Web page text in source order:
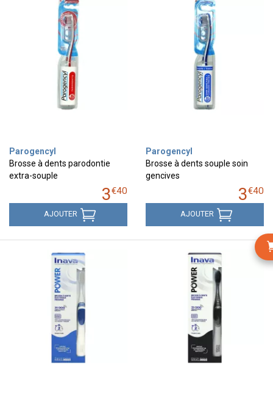
Parogencyl
Brosse à dents parodontie
extra-souple
3€40
AJOUTER
Parogencyl
Brosse à dents souple soin
gencives
3€40
AJOUTER